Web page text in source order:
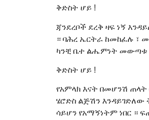
ቅድስት ሆይ !
ጃንደረቦች ደረቅ ዛፍ ነኝ
። ባሕረ ኤርትራ ከመከፈሉ ፣
ካንቺ ቤተ ልሔምነት መውጣቱ
ቅድስት ሆይ !
የአምላክ እናት በመሆንሽ ጠላት
ሄሮድስ ልጅሽን እንዳይገድለው
ሳይሆን የአማኝነትም ነበር ።